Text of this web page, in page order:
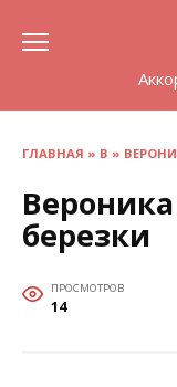
ГЛАВНАЯ » В »
березки
ПРОСМОТРОВ
14